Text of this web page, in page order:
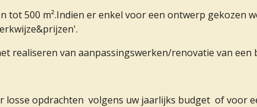
500 m².Indien er enkel voor een ontwerp gekozen
realiseren van aanpassingswerken/renovatie van een
opdrachten volgens uw jaarlijks budget of voor